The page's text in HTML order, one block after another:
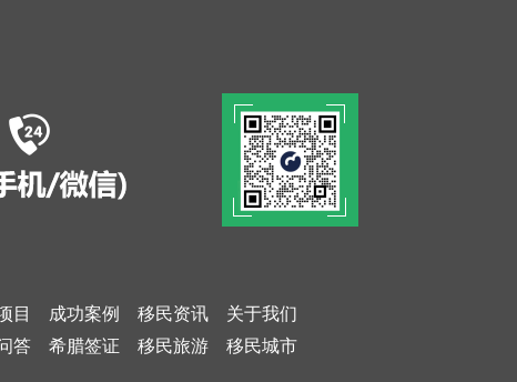
目 成功案例 移民资讯
关于我们
答 希腊签证 移民旅游 移民城市